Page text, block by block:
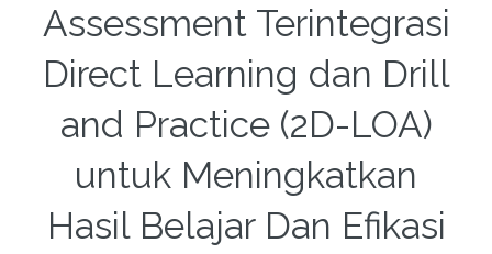
Assessment Terintegrasi
Direct Learning dan Drill
and Practice (2D-LOA)
untuk Meningkatkan
Hasil Belajar Dan Efikasi